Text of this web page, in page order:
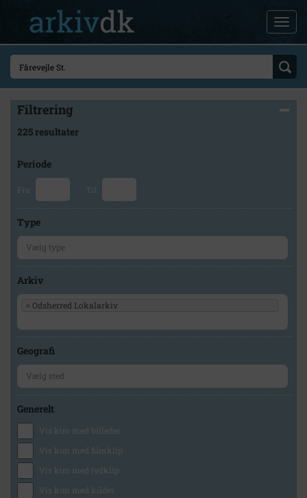
Filtrering
225 resultater
Periode
Fra Til
Type
Arkiv
× Odsherred Lokalarkiv
Geografi
Generelt
Vis kun med billeder
Vis kun med filmklip
Vis kun med lydklip
Vis kun med kilder